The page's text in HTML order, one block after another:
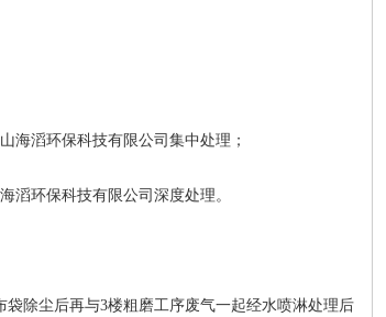
海滔环保科技有限公司集中处理；
滔环保科技有限公司深度处理。
袋除尘后再与3楼粗磨工序废气一起经水喷淋处理后